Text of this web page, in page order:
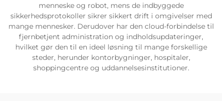
menneske og robot, mens de indbyggede
sikkerhedsprotokoller sikrer sikkert drift i omgivelser med
mange mennesker. Derudover har den cloud-forbindelse til
fjernbetjent administration og indholdsupdateringer,
hvilket gør den til en ideel løsning til mange forskellige
steder, herunder kontorbygninger, hospitaler,
shoppingcentre og uddannelsesinstitutioner.